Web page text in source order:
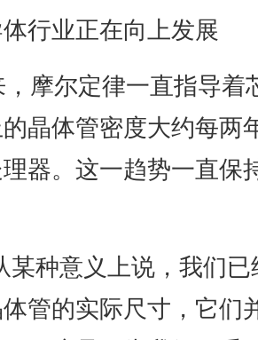
行业正在向上发展
摩尔定律一直指导着
晶体管密度大约每两
器。这一趋势一直保
某种意义上说，我们
管的实际尺寸，它们